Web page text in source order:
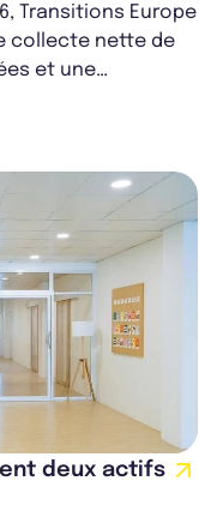
Transitions Europe
collecte nette de
et une
deux actifs